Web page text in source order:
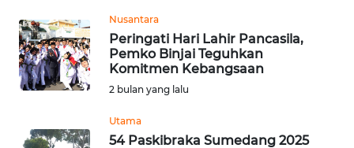
Nusantara
Peringati Hari Lahir Pancasila,
Pemko Binjai Teguhkan
Komitmen Kebangsaan
2 bulan yang lalu
Utama
54 Paskibraka Sumedang 2025
OLAHRAGA
EDITORIAL